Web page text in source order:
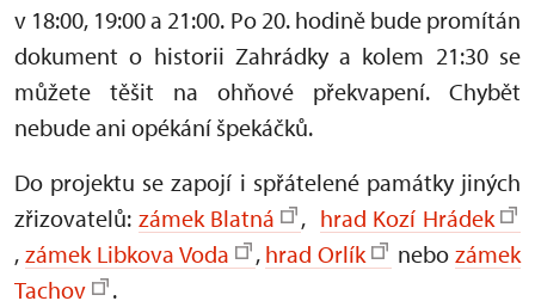
v 18:00, 19:00 a 21:00. Po 20. hodině bude promítán
dokument o historii Zahrádky a kolem 21:30 se
můžete těšit na ohňové překvapení. Chybět
nebude ani opékání špekáčků.
Do projektu se zapojí i spřátelené památky jiných
zřizovatelů: zámek Blatná , hrad Kozí Hrádek
, zámek Libkova Voda , hrad Orlík nebozámek
Tachov
.